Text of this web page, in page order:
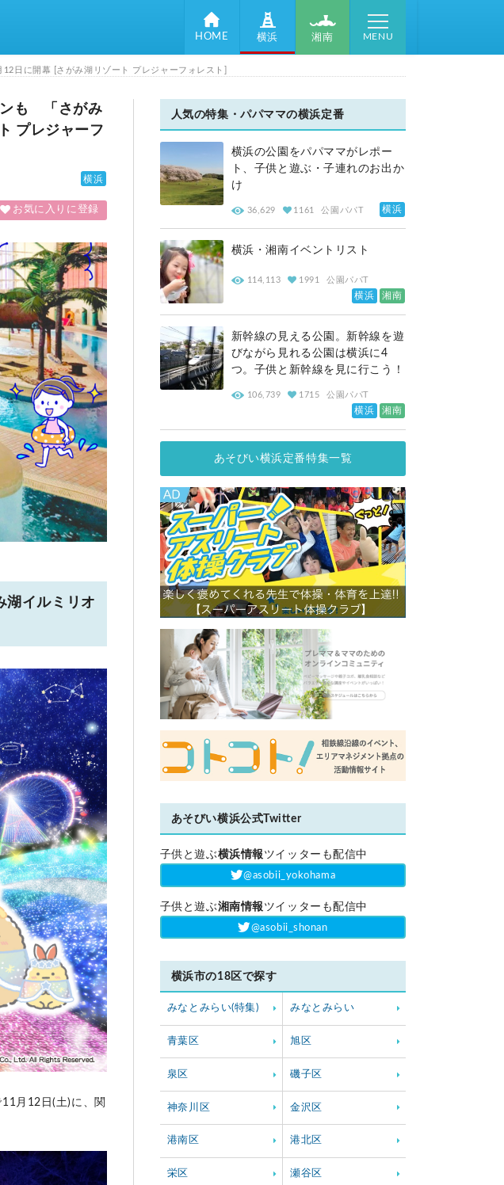
HOME 横浜 湘南 MENU
日に開幕 [さがみ湖リゾート プレジャーフォレスト]
ンも 「さがみ
プレジャーフ
横浜
お気に入りに登録
湖イルミリオ
月12日(土)に、関
人気の特集・パパママの横浜定番
横浜の公園をパパママがレポー
ト、子供と遊ぶ・子連れのお出か
け
36,629 1161 公園パパT 横浜
横浜・湘南イベントリスト
114,113 1991 公園パパT
横浜 湘南
新幹線の見える公園。新幹線を遊
びながら見れる公園は横浜に4
つ。子供と新幹線を見に行こう！
106,739 1715 公園パパT
横浜 湘南
あそびい横浜定番特集一覧
あそびい横浜公式Twitter
子供と遊ぶ横浜情報 ツイッターも配信中
‎@asobii_yokohama
子供と遊ぶ湘南情報 ツイッターも配信中
‎@asobii_shonan
横浜市の18区で探す
みなとみらい(特集) みなとみらい
青葉区 旭区
泉区 磯子区
神奈川区 金沢区
港南区 港北区
栄区 瀬谷区